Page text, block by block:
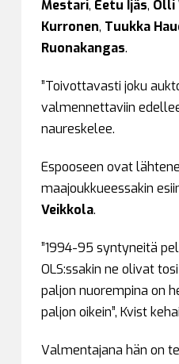
Mestari, Eetu Ijäs, Olli
Kurronen, Tuukka
Ruonakangas.
”Toivottavasti joku
valmennettaviin
naureskelee.
Espooseen ovat
maajoukkueessakin
Veikkola.
”1994-95 syntyneitä
OLS:ssakin ne olivat
paljon nuorempina on
paljon oikein”, Kvist
Valmentajana hän on